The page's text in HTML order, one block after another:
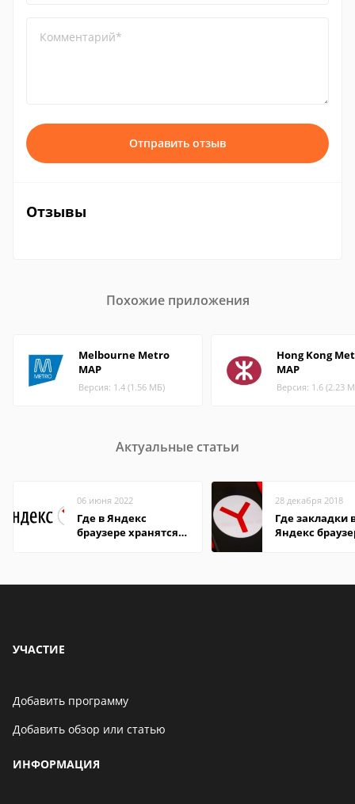
Комментарий*
Отправить отзыв
Отзывы
Похожие приложения
Melbourne Metro
MAP
Версия: 1.4 (1.56 МБ)
Hong Kong
MAP
Версия: 1.6 (2.23
Актуальные статьи
06 июня 2022
Где в Яндекс
браузере хранятся
28 декабря 2018
Где закладки
Яндекс
УЧАСТИЕ
Добавить программу
Добавить обзор или статью
ИНФОРМАЦИЯ